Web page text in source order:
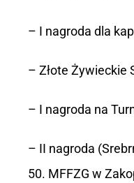
– I nagroda dla
– Złote Żywieckie
– I nagroda na
– II nagroda
50. MFFZG w